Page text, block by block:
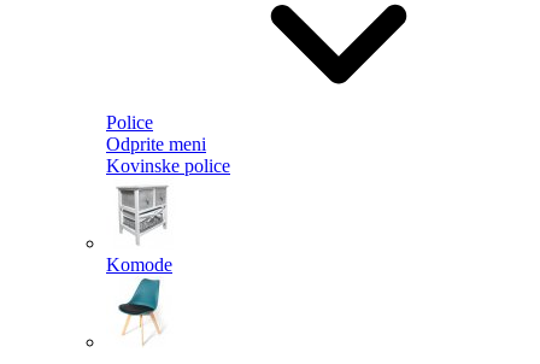
Police
Odprite meni
Kovinske police
Komode